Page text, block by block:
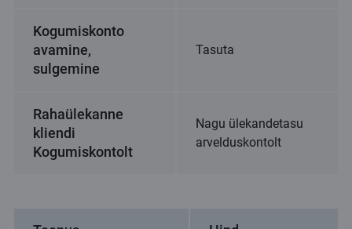
Kogumiskonto
avamine,
sulgemine
Tasuta
Rahaülekanne
kliendi
Kogumiskontolt
Nagu ülekandetasu
arvelduskontolt